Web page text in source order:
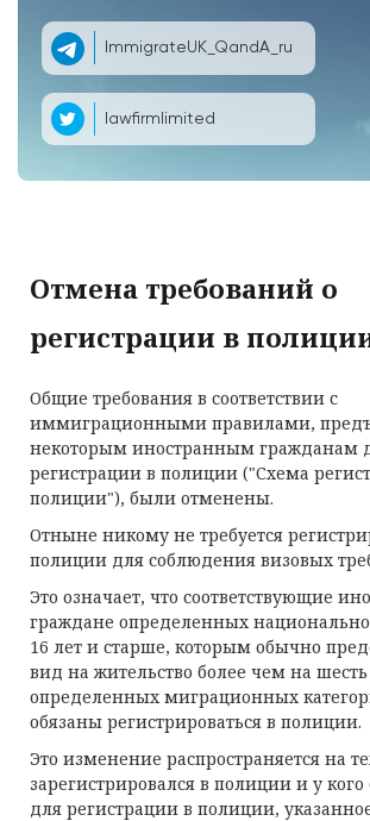
ImmigrateUK_QandA_ru
lawfirmlimited
Отмена требований о
регистрации в
Общие требования в соответствии с
иммиграционными правилами,
некоторым иностранным гражданам
регистрации в полиции ("Схема
полиции"), были отменены.
Отныне никому не требуется
полиции для соблюдения визовых
Это означает, что соответствующие
граждане определенных
16 лет и старше, которым обычно
вид на жительство более чем на
определенных миграционных
обязаны регистрироваться в полиции.
Это изменение распространяется на
зарегистрировался в полиции и у кого
для регистрации в полиции,